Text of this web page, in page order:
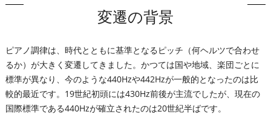
変遷の背景
ピアノ調律は、時代とともに基準となるピッチ（何ヘルツで合わせ
るか）が大きく変遷してきました。かつては国や地域、楽団ごとに
標準が異なり、今のような440Hzや442Hzが一般的となったのは比
較的最近です。19世紀初頭には430Hz前後が主流でしたが、現在の
国際標準である440Hzが確立されたのは20世紀半ばです。